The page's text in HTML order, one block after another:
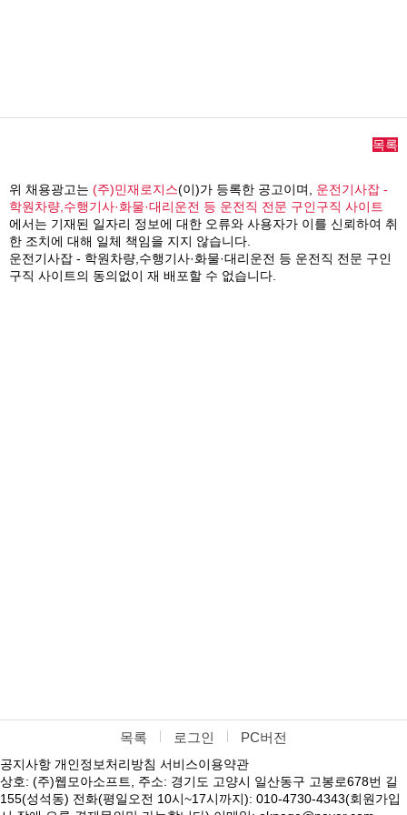
목록
위 채용광고는 (주)민재로지스(이)가 등록한 공고이며, 운전기사잡 -
학원차량,수행기사·화물·대리운전 등 운전직 전문 구인구직 사이트
에서는 기재된 일자리 정보에 대한 오류와 사용자가 이를 신뢰하여 취
한 조치에 대해 일체 책임을 지지 않습니다.
운전기사잡 - 학원차량,수행기사·화물·대리운전 등 운전직 전문 구인
구직 사이트의 동의없이 재 배포할 수 없습니다.
목록 로그인 PC버전
공지사항 개인정보처리방침 서비스이용약관
상호: (주)웹모아소프트, 주소: 경기도 고양시 일산동구 고봉로678번 길
155(성석동) 전화(평일오전 10시~17시까지): 010-4730-4343(회원가입